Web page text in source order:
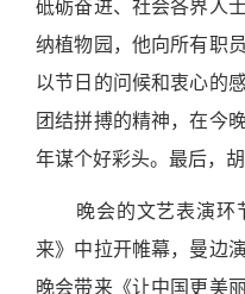
砥砺奋进、社会各界人
纳植物园，他向所有职
以节日的问候和衷心的
团结拼搏的精神，在今
年谋个好彩头。最后，
晚会的文艺表演环
来》中拉开帷幕，曼边
晚会带来《让中国更美